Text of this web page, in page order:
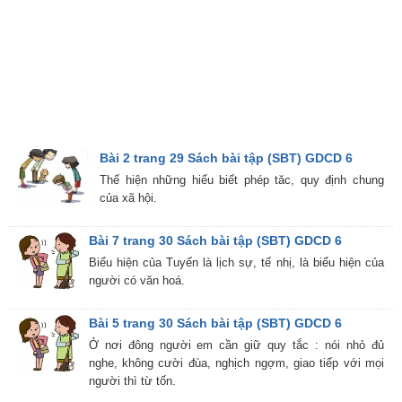
Bài 2 trang 29 Sách bài tập (SBT) GDCD 6
Thể hiện những hiểu biết phép tăc, quy định chung
của xã hội.
Bài 7 trang 30 Sách bài tập (SBT) GDCD 6
Biểu hiện của Tuyến là lịch sự, tế nhị, là biểu hiện của
người có văn hoá.
Bài 5 trang 30 Sách bài tập (SBT) GDCD 6
Ở nơi đông người em cần giữ quy tắc : nói nhỏ đủ
nghe, không cười đùa, nghịch ngợm, giao tiếp với mọi
người thì từ tốn.